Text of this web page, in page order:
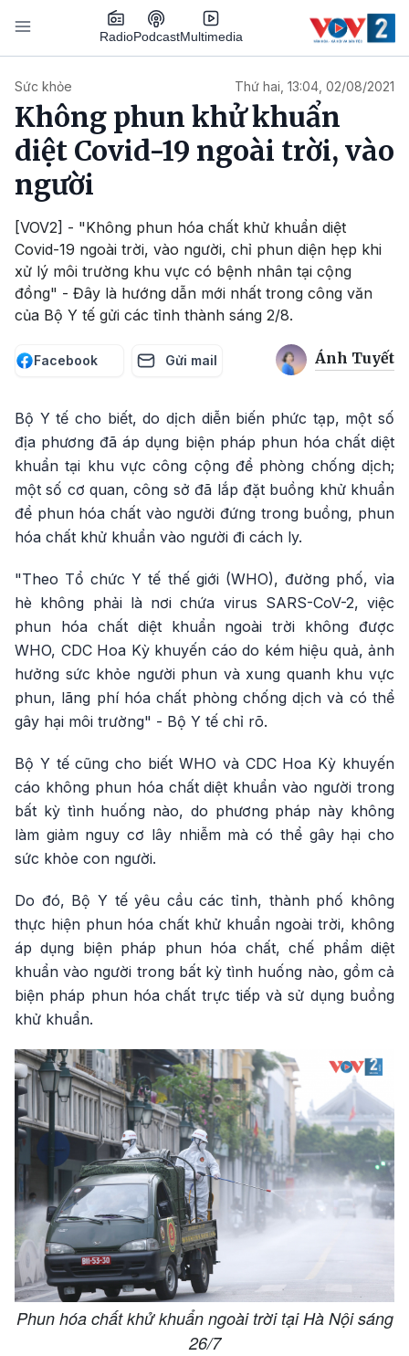
Nhảy đến nội dung
RadioPodcastMultimedia
Sức khỏe Thứ hai, 13:04, 02/08/2021
Không phun khử khuẩn
diệt Covid-19 ngoài trời, vào
người
[VOV2] - "Không phun hóa chất khử khuẩn diệt
Covid-19 ngoài trời, vào người, chỉ phun diện hẹp khi
xử lý môi trường khu vực có bệnh nhân tại cộng
đồng" - Đây là hướng dẫn mới nhất trong công văn
của Bộ Y tế gửi các tỉnh thành sáng 2/8.
Facebook Gửi mail Ánh Tuyết
Bộ Y tế cho biết, do dịch diễn biến phức tạp, một số
địa phương đã áp dụng biện pháp phun hóa chất diệt
khuẩn tại khu vực công cộng để phòng chống dịch;
một số cơ quan, công sở đã lắp đặt buồng khử khuẩn
để phun hóa chất vào người đứng trong buồng, phun
hóa chất khử khuẩn vào người đi cách ly.
"Theo Tổ chức Y tế thế giới (WHO), đường phố, vỉa
hè không phải là nơi chứa virus SARS-CoV-2, việc
phun hóa chất diệt khuẩn ngoài trời không được
WHO, CDC Hoa Kỳ khuyến cáo do kém hiệu quả, ảnh
hưởng sức khỏe người phun và xung quanh khu vực
phun, lãng phí hóa chất phòng chống dịch và có thể
gây hại môi trường" - Bộ Y tế chỉ rõ.
Bộ Y tế cũng cho biết WHO và CDC Hoa Kỳ khuyến
cáo không phun hóa chất diệt khuẩn vào người trong
bất kỳ tình huống nào, do phương pháp này không
làm giảm nguy cơ lây nhiễm mà có thể gây hại cho
sức khỏe con người.
Do đó, Bộ Y tế yêu cầu các tỉnh, thành phố không
thực hiện phun hóa chất khử khuẩn ngoài trời, không
áp dụng biện pháp phun hóa chất, chế phẩm diệt
khuẩn vào người trong bất kỳ tình huống nào, gồm cả
biện pháp phun hóa chất trực tiếp và sử dụng buồng
khử khuẩn.
Phun hóa chất khử khuẩn ngoài trời tại Hà Nội sáng
26/7